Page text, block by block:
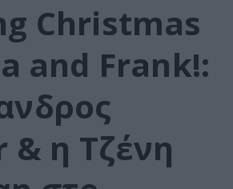
Christmas
and Frank!:
η Τζένη